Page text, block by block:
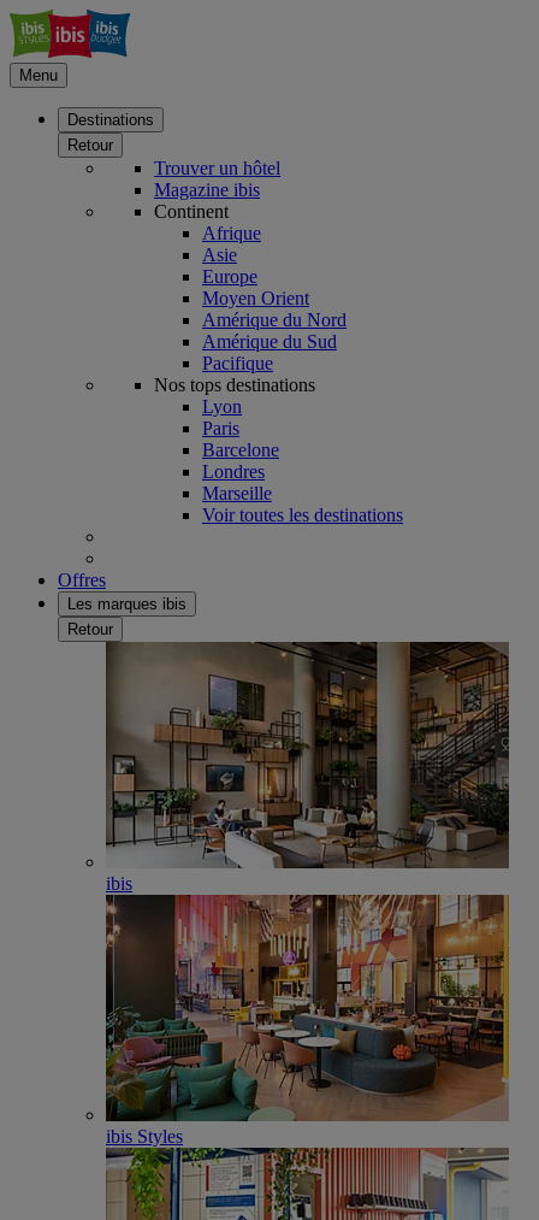
Menu
Destinations
Retour
Trouver un hôtel
Magazine ibis
Continent
Afrique
Asie
Europe
Moyen Orient
Amérique du Nord
Amérique du Sud
Pacifique
Nos tops destinations
Lyon
Paris
Barcelone
Londres
Marseille
Voir toutes les destinations
Offres
Les marques ibis
Retour
ibis
ibis Styles